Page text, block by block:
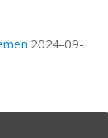
2024-09-